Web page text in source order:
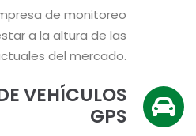
de monitoreo
a la altura de las
del mercado.
VEHÍCULOS
GPS